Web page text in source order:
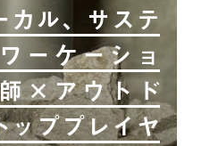
ル、サステ
ーケーショ
×アウトド
ッププレイヤ